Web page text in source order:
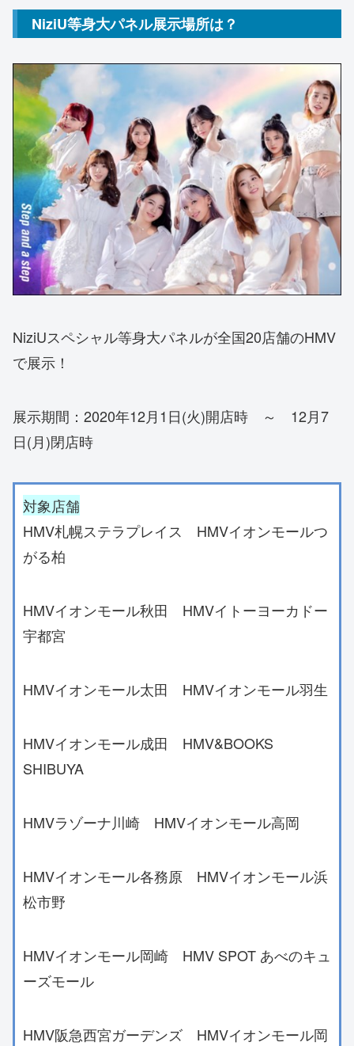
NiziU等身大パネル展示場所は？
NiziUスペシャル等身大パネルが全国20店舗のHMV
で展示！
展示期間：2020年12月1日(火)開店時 ～ 12月7
日(月)閉店時
対象店舗
HMV札幌ステラプレイス HMVイオンモールつ
がる柏
HMVイオンモール秋田 HMVイトーヨーカドー
宇都宮
HMVイオンモール太田 HMVイオンモール羽生
HMVイオンモール成田 HMV&BOOKS
SHIBUYA
HMVラゾーナ川崎 HMVイオンモール高岡
HMVイオンモール各務原 HMVイオンモール浜
松市野
HMVイオンモール岡崎 HMV SPOT あべのキュ
ーズモール
HMV阪急西宮ガーデンズ HMVイオンモール岡